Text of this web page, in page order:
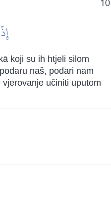
koji su ih htjeli silom
naš, podari nam
učiniti uputom